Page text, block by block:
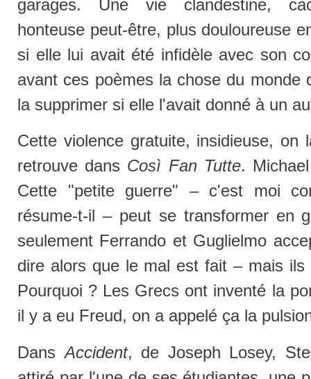
garages. Une vie clandestine,
honteuse peut-être, plus douloureuse
si elle lui avait été infidèle avec son
avant ces poèmes la chose du monde
la supprimer si elle l'avait donné à un
Cette violence gratuite, insidieuse, on
retrouve dans Così Fan Tutte.
Cette "petite guerre" – c'est moi
résume-t-il – peut se transformer en
seulement Ferrando et Guglielmo
dire alors que le mal est fait – mais ils
Pourquoi ? Les Grecs ont inventé la
il y a eu Freud, on a appelé ça la
DansAccident, de Joseph Losey,